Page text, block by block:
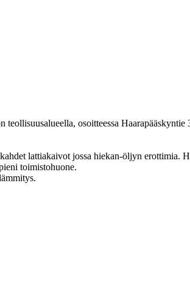
osoitteessa Haarapääskyntie
lattiakaivot jossa hiekan-öljyn erottimia.
toimistohuone.